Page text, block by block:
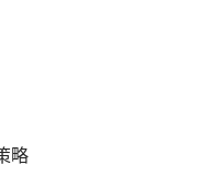
略